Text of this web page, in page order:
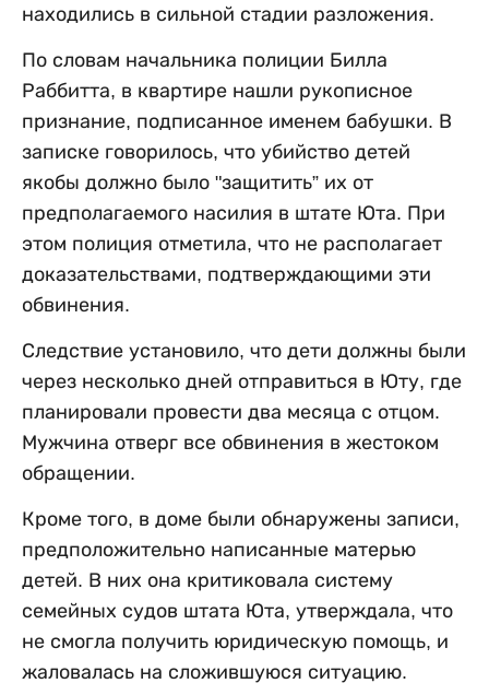
находились в сильной стадии разложения.
По словам начальника полиции Билла
Раббитта, в квартире нашли рукописное
признание, подписанное именем бабушки. В
записке говорилось, что убийство детей
якобы должно было "защитить” их от
предполагаемого насилия в штате Юта. При
этом полиция отметила, что не располагает
доказательствами, подтверждающими эти
обвинения.
Следствие установило, что дети должны были
через несколько дней отправиться в Юту, где
планировали провести два месяца с отцом.
Мужчина отверг все обвинения в жестоком
обращении.
Кроме того, в доме были обнаружены записи,
предположительно написанные матерью
детей. В них она критиковала систему
семейных судов штата Юта, утверждала, что
не смогла получить юридическую помощь, и
жаловалась на сложившуюся ситуацию.